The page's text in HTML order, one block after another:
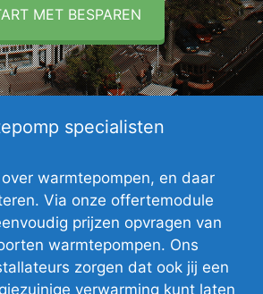
MET BESPAREN
specialisten
warmtepompen, en daar
Via onze offertemodule
prijzen opvragen van
warmtepompen. Ons
zorgen dat ook jij een
verwarming kunt laten